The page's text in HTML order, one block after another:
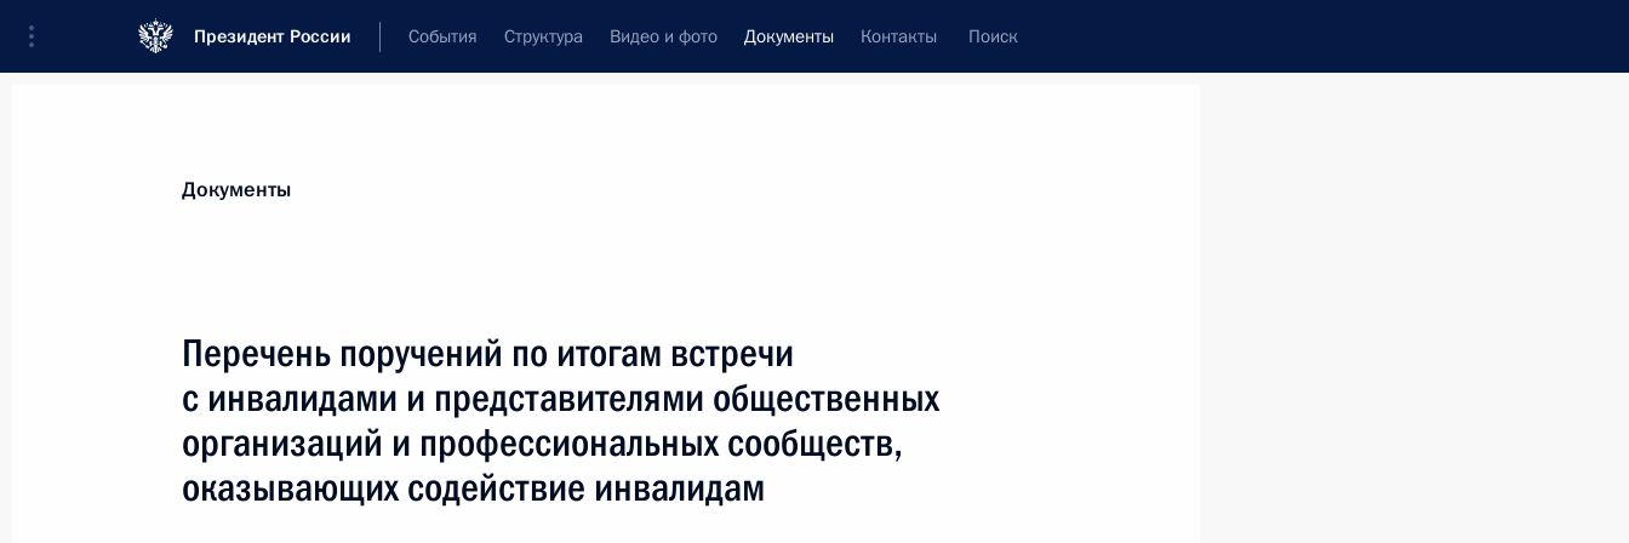
Президент России События Структура Видео и фото Документы Контакты Поиск
Все поручения
Все поручения
Документы
Перечень поручений по итогам встречи
с инвалидами и представителями общественных
организаций и профессиональных сообществ,
оказывающих содействие инвалидам